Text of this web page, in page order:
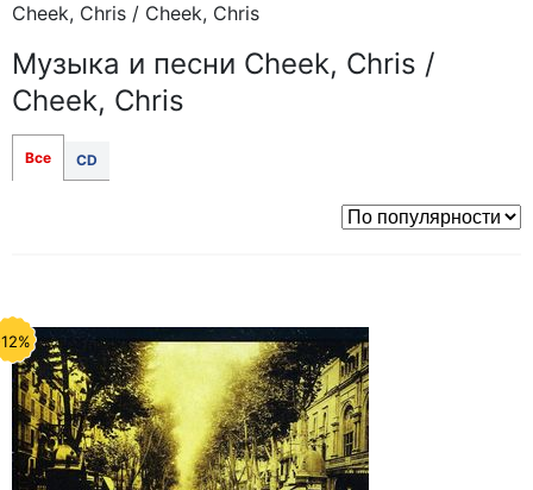
Cheek, Chris / Cheek, Chris
Музыка и песни Cheek, Chris /
Cheek, Chris
Все CD